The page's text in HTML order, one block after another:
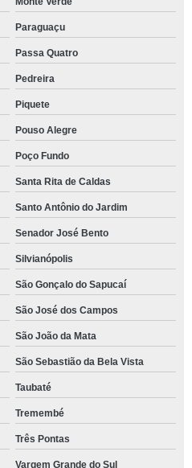
Paraguaçu
Passa Quatro
Pedreira
Piquete
Pouso Alegre
Poço Fundo
Santa Rita de Caldas
Santo Antônio do Jardim
Senador José Bento
Silvianópolis
São Gonçalo do Sapucaí
São José dos Campos
São João da Mata
São Sebastião da Bela Vista
Taubaté
Tremembé
Três Pontas
Vargem Grande do Sul